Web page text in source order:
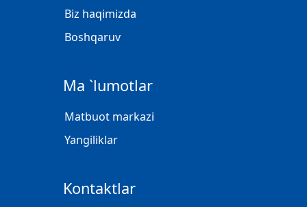
Biz haqimizda
Boshqaruv
Ma `lumotlar
Matbuot markazi
Yangiliklar
Kontaktlar